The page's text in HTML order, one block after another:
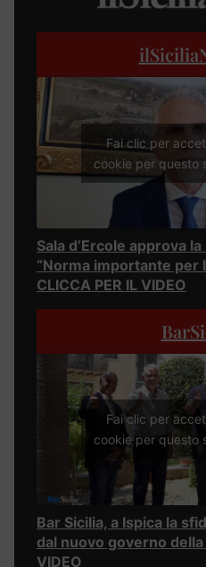
Fai clic per
cookie per questo
Sala d’Ercole approva
“Norma importante per
CLICCA PER IL VIDEO
Fai clic per
cookie per questo
Bar Sicilia, a Ispica la
dal nuovo governo della
VIDEO